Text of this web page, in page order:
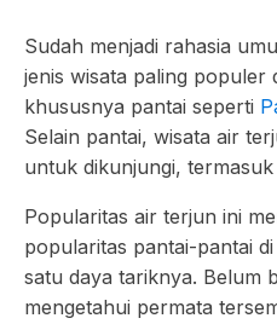
Sudah menjadi rahasia
jenis wisata paling populer
khususnya pantai seperti
Selain pantai, wisata air
untuk dikunjungi,
Popularitas air terjun ini
popularitas pantai-pantai
satu daya tariknya. Belum
mengetahui permata